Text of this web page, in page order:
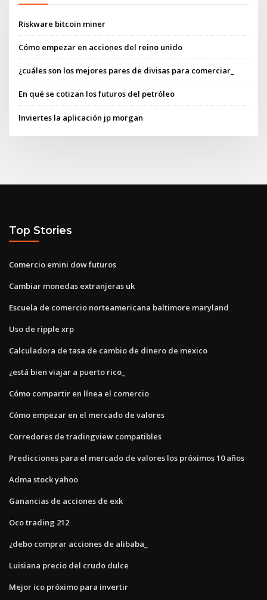
Riskware bitcoin miner
Cómo empezar en acciones del reino unido
¿cuáles son los mejores pares de divisas para comerciar_
En qué se cotizan los futuros del petróleo
Inviertes la aplicación jp morgan
Top Stories
Comercio emini dow futuros
Cambiar monedas extranjeras uk
Escuela de comercio norteamericana baltimore maryland
Uso de ripple xrp
Calculadora de tasa de cambio de dinero de mexico
¿está bien viajar a puerto rico_
Cómo compartir en línea el comercio
Cómo empezar en el mercado de valores
Corredores de tradingview compatibles
Predicciones para el mercado de valores los próximos 10 años
Adma stock yahoo
Ganancias de acciones de exk
Oco trading 212
¿debo comprar acciones de alibaba_
Luisiana precio del crudo dulce
Mejor ico próximo para invertir